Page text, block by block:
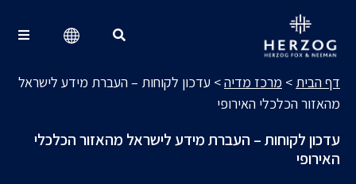
דף הבית > מרכז מדיה> עדכון לקוחות – העברת מידע לישראל
מהאזור הכלכלי האירופי
עדכון לקוחות – העברת מידע לישראל מהאזור הכלכלי
האירופי